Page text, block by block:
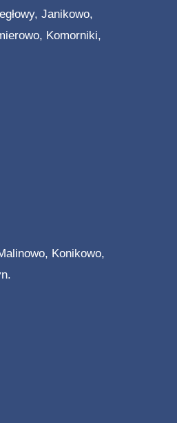
Janikowo,
Komorniki,
Konikowo,